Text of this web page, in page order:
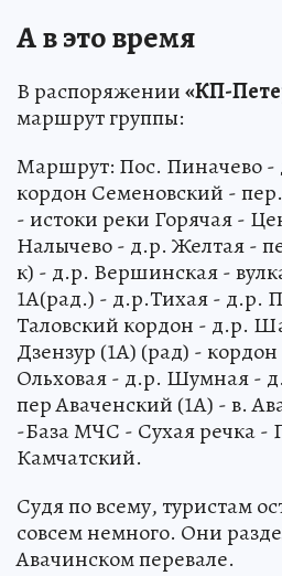
А в это время
В распоряжении«КП-
маршрут группы:
Маршрут: Пос. Пиначево -
кордон Семеновский -
- истоки реки Горячая -
Налычево - д.р. Желтая -
к) - д.р. Вершинская -
1А(рад.) - д.р.Тихая - д.р.
Таловский кордон - д.р.
Дзензур (1А) (рад) -
Ольховая - д.р. Шумная -
пер Аваченский (1А) - в.
-База МЧС - Сухая речка -
Камчатский.
Судя по всему, туристам
совсем немного. Они
Авачинском перевале.